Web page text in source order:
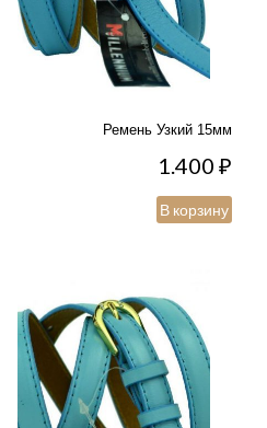
Ремень Узкий 15мм
1.400₽
В корзину